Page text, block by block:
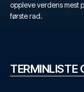
oppleve verdens mest
første rad.
TERMINLISTE